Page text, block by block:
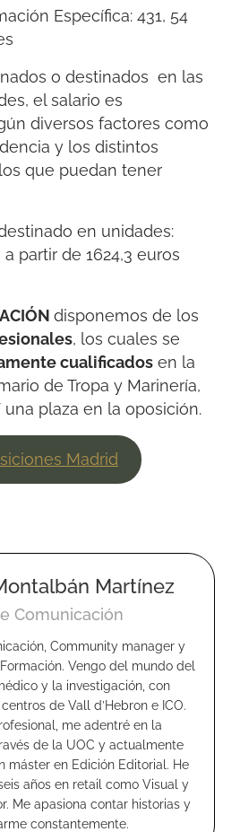
Específica: 431, 54
o destinados en las
el salario es
diversos factores como
y los distintos
que puedan tener
en unidades:
partir de 1624,3 euros
disponemos de los
, los cuales se
cualificados en la
de Tropa y Marinería,
plaza en la oposición.
Madrid
Martínez
Comunicación
Community manager y
Vengo del mundo del
y la investigación, con
de Vall d’Hebron e ICO.
me adentré en la
de la UOC y actualmente
máster en Edición Editorial. He
años en retail como Visual y
Me apasiona contar historias y
constantemente.